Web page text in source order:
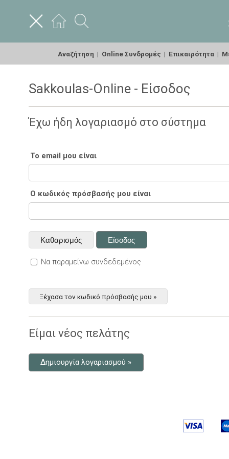
Αναζήτηση | Online Συνδρομές | Επικαιρότητα |
Sakkoulas-Online - Είσοδος
Έχω ήδη λογαριασμό στο σύστημα
Το email μου είναι
Ο κωδικός πρόσβασής μου είναι
Να παραμείνω συνδεδεμένος
Ξέχασα τον κωδικό πρόσβασής μου »
Είμαι νέος πελάτης
Δημιουργία λογαριασμού »